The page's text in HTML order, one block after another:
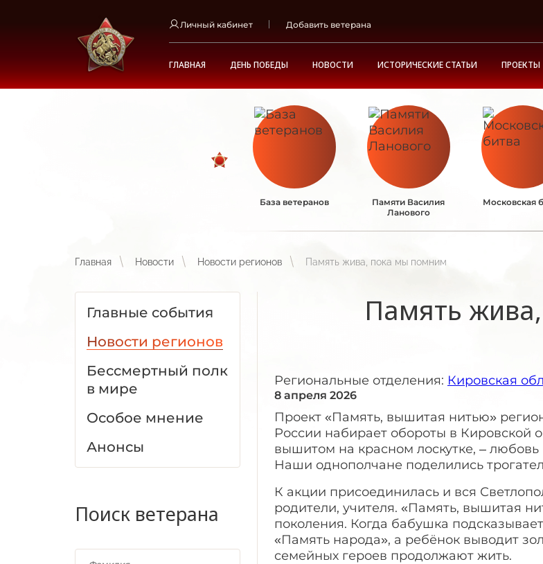
Личный кабинет Добавить ветерана
ГЛАВНАЯ ДЕНЬ ПОБЕДЫ НОВОСТИ ИСТОРИЧЕСКИЕ СТАТЬИ ПРОЕКТЫ
База ветеранов
Памяти Василия
Ланового
Московская
Главная Новости Новости регионов Память жива, пока мы помним
Главные события
Новости регионов
Бессмертный полк
в мире
Особое мнение
Анонсы
Поиск ветерана
Память
Региональные отделения: Кировская
8 апреля 2026
Проект «Память, вышитая нитью»
России набирает обороты в Кировской
вышитом на красном лоскутке, –
Наши однополчане поделились
К акции присоединилась и вся
родители, учителя. «Память, вышитая
поколения. Когда бабушка
«Память народа», а ребёнок выводит
семейных героев продолжают жить.